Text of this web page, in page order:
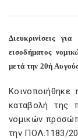
Διευκρινίσεις
εισοδήματος
μετά την 20ή
καταβολή της
νομικών
την ΠΟΛ.1183/